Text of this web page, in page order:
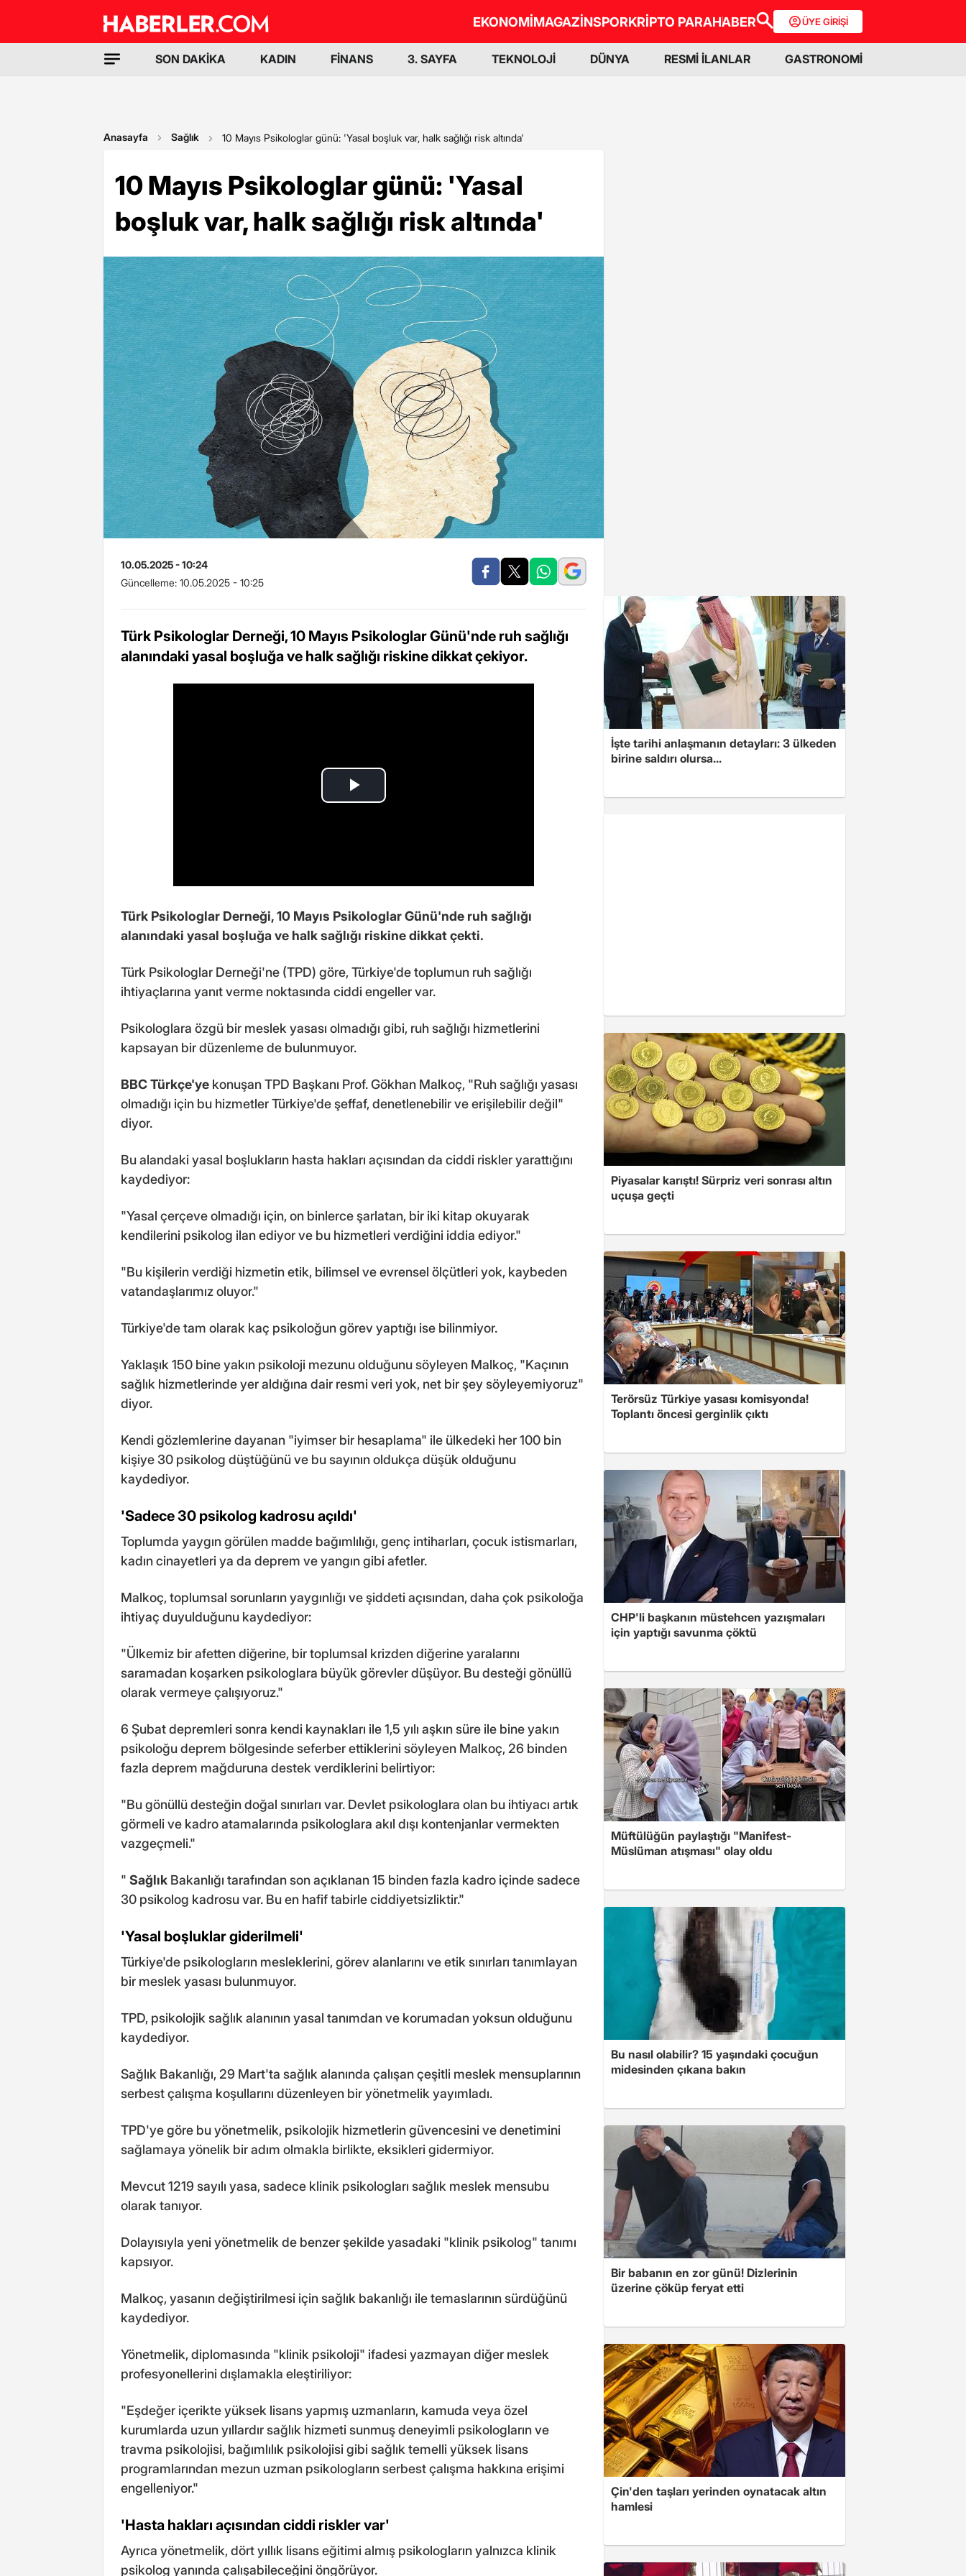
EKONOMİMAGAZİNSPORKRİPTO PARAHABER ÜYE GİRİŞİ
SON DAKİKA KADIN FİNANS 3. SAYFA TEKNOLOJİ DÜNYA RESMİ İLANLAR GASTRONOMİ
Anasayfa Sağlık 10 Mayıs Psikologlar günü: 'Yasal boşluk var, halk sağlığı risk altında'
10 Mayıs Psikologlar günü: 'Yasal
boşluk var, halk sağlığı risk altında'
10.05.2025 - 10:24
Güncelleme: 10.05.2025 - 10:25
Türk Psikologlar Derneği, 10 Mayıs Psikologlar Günü'nde ruh sağlığı
alanındaki yasal boşluğa ve halk sağlığı riskine dikkat çekiyor.
Türk Psikologlar Derneği, 10 Mayıs Psikologlar Günü'nde ruh sağlığı
alanındaki yasal boşluğa ve halk sağlığı riskine dikkat çekti.
Türk Psikologlar Derneği'ne (TPD) göre, Türkiye'de toplumun ruh sağlığı
ihtiyaçlarına yanıt verme noktasında ciddi engeller var.
Psikologlara özgü bir meslek yasası olmadığı gibi, ruh sağlığı hizmetlerini
kapsayan bir düzenleme de bulunmuyor.
BBC Türkçe'ye konuşan TPD Başkanı Prof. Gökhan Malkoç, "Ruh sağlığı yasası
olmadığı için bu hizmetler Türkiye'de şeffaf, denetlenebilir ve erişilebilir değil"
diyor.
Bu alandaki yasal boşlukların hasta hakları açısından da ciddi riskler yarattığını
kaydediyor:
"Yasal çerçeve olmadığı için, on binlerce şarlatan, bir iki kitap okuyarak
kendilerini psikolog ilan ediyor ve bu hizmetleri verdiğini iddia ediyor."
"Bu kişilerin verdiği hizmetin etik, bilimsel ve evrensel ölçütleri yok, kaybeden
vatandaşlarımız oluyor."
Türkiye'de tam olarak kaç psikoloğun görev yaptığı ise bilinmiyor.
Yaklaşık 150 bine yakın psikoloji mezunu olduğunu söyleyen Malkoç, "Kaçının
sağlık hizmetlerinde yer aldığına dair resmi veri yok, net bir şey söyleyemiyoruz"
diyor.
Kendi gözlemlerine dayanan "iyimser bir hesaplama" ile ülkedeki her 100 bin
kişiye 30 psikolog düştüğünü ve bu sayının oldukça düşük olduğunu
kaydediyor.
'Sadece 30 psikolog kadrosu açıldı'
Toplumda yaygın görülen madde bağımlılığı, genç intiharları, çocuk istismarları,
kadın cinayetleri ya da deprem ve yangın gibi afetler.
Malkoç, toplumsal sorunların yaygınlığı ve şiddeti açısından, daha çok psikoloğa
ihtiyaç duyulduğunu kaydediyor:
"Ülkemiz bir afetten diğerine, bir toplumsal krizden diğerine yaralarını
saramadan koşarken psikologlara büyük görevler düşüyor. Bu desteği gönüllü
olarak vermeye çalışıyoruz."
6 Şubat depremleri sonra kendi kaynakları ile 1,5 yılı aşkın süre ile bine yakın
psikoloğu deprem bölgesinde seferber ettiklerini söyleyen Malkoç, 26 binden
fazla deprem mağduruna destek verdiklerini belirtiyor:
"Bu gönüllü desteğin doğal sınırları var. Devlet psikologlara olan bu ihtiyacı artık
görmeli ve kadro atamalarında psikologlara akıl dışı kontenjanlar vermekten
vazgeçmeli."
" Sağlık Bakanlığı tarafından son açıklanan 15 binden fazla kadro içinde sadece
30 psikolog kadrosu var. Bu en hafif tabirle ciddiyetsizliktir."
'Yasal boşluklar giderilmeli'
Türkiye'de psikologların mesleklerini, görev alanlarını ve etik sınırları tanımlayan
bir meslek yasası bulunmuyor.
TPD, psikolojik sağlık alanının yasal tanımdan ve korumadan yoksun olduğunu
kaydediyor.
Sağlık Bakanlığı, 29 Mart'ta sağlık alanında çalışan çeşitli meslek mensuplarının
serbest çalışma koşullarını düzenleyen bir yönetmelik yayımladı.
TPD'ye göre bu yönetmelik, psikolojik hizmetlerin güvencesini ve denetimini
sağlamaya yönelik bir adım olmakla birlikte, eksikleri gidermiyor.
Mevcut 1219 sayılı yasa, sadece klinik psikologları sağlık meslek mensubu
olarak tanıyor.
Dolayısıyla yeni yönetmelik de benzer şekilde yasadaki "klinik psikolog" tanımı
kapsıyor.
Malkoç, yasanın değiştirilmesi için sağlık bakanlığı ile temaslarının sürdüğünü
kaydediyor.
Yönetmelik, diplomasında "klinik psikoloji" ifadesi yazmayan diğer meslek
profesyonellerini dışlamakla eleştiriliyor:
"Eşdeğer içerikte yüksek lisans yapmış uzmanların, kamuda veya özel
kurumlarda uzun yıllardır sağlık hizmeti sunmuş deneyimli psikologların ve
travma psikolojisi, bağımlılık psikolojisi gibi sağlık temelli yüksek lisans
programlarından mezun uzman psikologların serbest çalışma hakkına erişimi
engelleniyor."
'Hasta hakları açısından ciddi riskler var'
Ayrıca yönetmelik, dört yıllık lisans eğitimi almış psikologların yalnızca klinik
psikolog yanında çalışabileceğini öngörüyor.
İşte tarihi anlaşmanın detayları: 3 ülkeden
birine saldırı olursa...
Piyasalar karıştı! Sürpriz veri sonrası altın
uçuşa geçti
Terörsüz Türkiye yasası komisyonda!
Toplantı öncesi gerginlik çıktı
CHP'li başkanın müstehcen yazışmaları
için yaptığı savunma çöktü
Müftülüğün paylaştığı "Manifest-
Müslüman atışması" olay oldu
Bu nasıl olabilir? 15 yaşındaki çocuğun
midesinden çıkana bakın
Bir babanın en zor günü! Dizlerinin
üzerine çöküp feryat etti
Çin'den taşları yerinden oynatacak altın
hamlesi